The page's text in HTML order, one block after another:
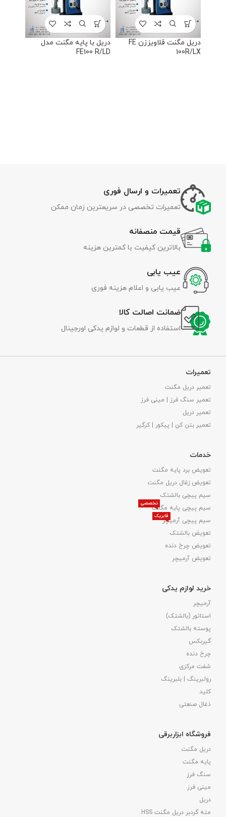
دریل مگنت قلاویززن FE
100R/LX
دریل با پایه مگنت مدل
FE100 R/LD
تعمیرات و ارسال فوری
تعمیرات تخصصی در سریعترین زمان ممکن
قیمت منصفانه
بالاترین کیفیت با کمترین هزینه
عیب یابی
عیب یابی و اعلام هزینه فوری
ضمانت اصالت کالا
استفاده از قطعات و لوازم یدکی اورجینال
تعمیرات
تعمیر دریل مگنت
تعمیر سنگ فرز | مینی فرز
تعمیر دریل
تعمیر بتن کن | پیکور | کرگیر
خدمات
تعویض برد پایه مگنت
تعویض زغال دریل مگنت
سیم پیچی بالشتک
سیم پیچی پایه مگنت
تخصصی
سیم پیچی آرمیچر
فابریک
تعویض بالشتک​
تعویض چرخ دنده
تعویض آرمیچر
خرید لوازم یدکی
آرمیچر
استاتور (بالشتک)
پوسته بالشتک
گیربکس
چرخ دنده
شفت مرکزی
رولبرینگ | بلبرینگ
کلید
ذغال صنعتی
فروشگاه ابزاربرقی
دریل مگنت
پایه مگنت
سنگ فرز
مینی فرز
دریل
مته گردبر دریل مگنت HSS